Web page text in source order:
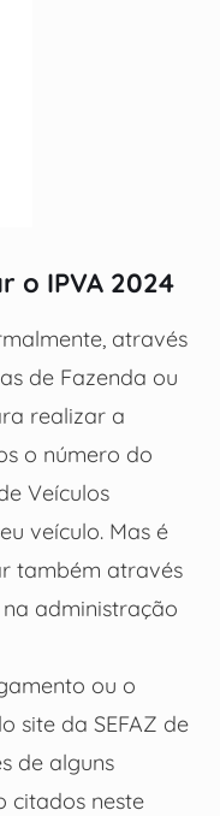
o IPVA 2024
através
de Fazenda ou
realizar a
o número do
Veículos
veículo. Mas é
também através
administração
ou o
site da SEFAZ de
de alguns
citados neste